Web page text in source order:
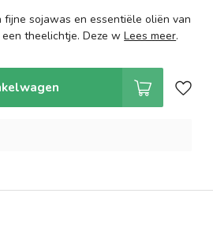
sojawas en essentiële oliën van
theelichtje. Deze wLees meer.